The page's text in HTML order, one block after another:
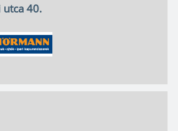
utca 40.